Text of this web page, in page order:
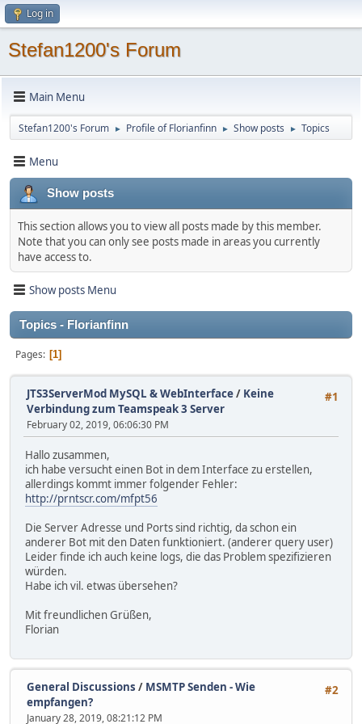
Log in
Stefan1200's Forum
Main Menu
Stefan1200's Forum ► Profile of Florianfinn ► Show posts ► Topics
Menu
Show posts
This section allows you to view all posts made by this member.
Note that you can only see posts made in areas you currently
have access to.
Show posts Menu
Topics - Florianfinn
Pages 1
#1
JTS3ServerMod MySQL & WebInterface/ Keine
Verbindung zum Teamspeak 3 Server
February 02, 2019, 06:06:30 PM
Hallo zusammen,
ich habe versucht einen Bot in dem Interface zu erstellen,
allerdings kommt immer folgender Fehler:
http://prntscr.com/mfpt56
Die Server Adresse und Ports sind richtig, da schon ein
anderer Bot mit den Daten funktioniert. (anderer query user)
Leider finde ich auch keine logs, die das Problem spezifizieren
würden.
Habe ich vil. etwas übersehen?
Mit freundlichen Grüßen,
Florian
#2
General Discussions / MSMTP Senden - Wie
empfangen?
January 28, 2019, 08:21:12 PM